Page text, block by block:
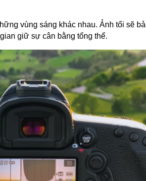
vùng sáng khác nhau. Ảnh tối sẽ
giữ sự cân bằng tổng thể.